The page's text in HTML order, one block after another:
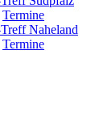
Termine
Naheland
Termine